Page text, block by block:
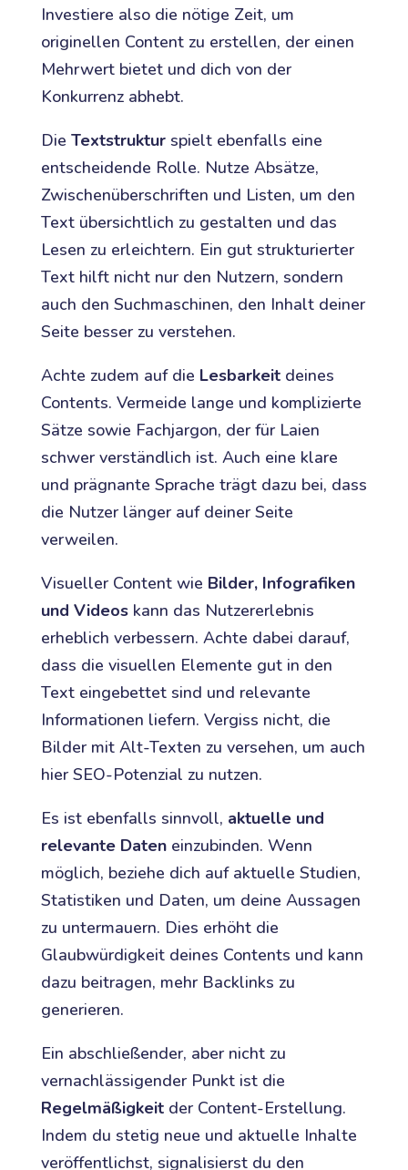
Investiere also die nötige Zeit, um
originellen Content zu erstellen, der einen
Mehrwert bietet und dich von der
Konkurrenz abhebt.
Die Textstrukturspielt ebenfalls eine
entscheidende Rolle. Nutze Absätze,
Zwischenüberschriften und Listen, um den
Text übersichtlich zu gestalten und das
Lesen zu erleichtern. Ein gut strukturierter
Text hilft nicht nur den Nutzern, sondern
auch den Suchmaschinen, den Inhalt deiner
Seite besser zu verstehen.
Achte zudem auf die Lesbarkeitdeines
Contents. Vermeide lange und komplizierte
Sätze sowie Fachjargon, der für Laien
schwer verständlich ist. Auch eine klare
und prägnante Sprache trägt dazu bei, dass
die Nutzer länger auf deiner Seite
verweilen.
Visueller Content wie Bilder, Infografiken
und Videoskann das Nutzererlebnis
erheblich verbessern. Achte dabei darauf,
dass die visuellen Elemente gut in den
Text eingebettet sind und relevante
Informationen liefern. Vergiss nicht, die
Bilder mit Alt-Texten zu versehen, um auch
hier SEO-Potenzial zu nutzen.
Es ist ebenfalls sinnvoll, aktuelle und
relevante Dateneinzubinden. Wenn
möglich, beziehe dich auf aktuelle Studien,
Statistiken und Daten, um deine Aussagen
zu untermauern. Dies erhöht die
Glaubwürdigkeit deines Contents und kann
dazu beitragen, mehr Backlinks zu
generieren.
Ein abschließender, aber nicht zu
vernachlässigender Punkt ist die
Regelmäßigkeitder Content-Erstellung.
Indem du stetig neue und aktuelle Inhalte
veröffentlichst, signalisierst du den